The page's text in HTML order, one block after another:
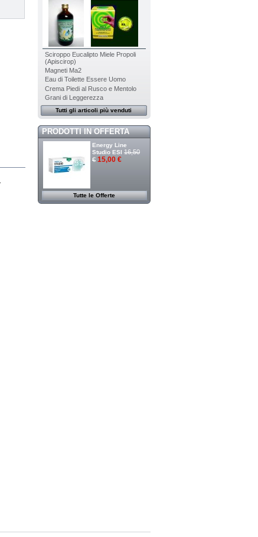
Sciroppo Eucalipto Miele Propoli
(Apiscirop)
Magneti Ma2
Eau di Toilette Essere Uomo
Crema Piedi al Rusco e Mentolo
Grani di Leggerezza
Tutti gli articoli più venduti
PRODOTTI IN OFFERTA
Energy Line
Studio ESI 16,50
€ 15,00 €
Tutte le Offerte